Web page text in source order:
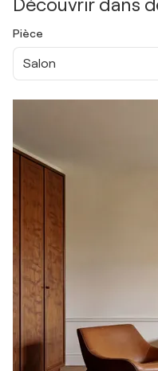
Découvrir dans
Pièce
Salon